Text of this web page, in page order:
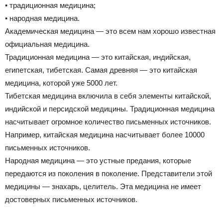
• традиционная медицина;
• народная медицина.
Академическая медицина — это всем нам хорошо известная
официальная медицина.
Традиционная медицина — это китайская, индийская,
египетская, тибетская. Самая древняя — это китайская
медицина, которой уже 5000 лет.
Тибетская медицина включила в себя элементы китайской,
индийской и персидской медицины. Традиционная медицина
насчитывает огромное количество письменных источников.
Например, китайская медицина насчитывает более 10000
письменных источников.
Народная медицина — это устные предания, которые
передаются из поколения в поколение. Представители этой
медицины — знахарь, целитель. Эта медицина не имеет
достоверных письменных источников.